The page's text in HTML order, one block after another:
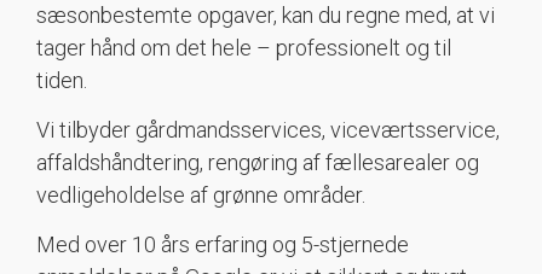
sæsonbestemte opgaver, kan du regne med, at vi
tager hånd om det hele – professionelt og til
tiden.
Vi tilbyder gårdmandsservices, viceværtsservice,
affaldshåndtering, rengøring af fællesarealer og
vedligeholdelse af grønne områder.
Med over 10 års erfaring og 5-stjernede